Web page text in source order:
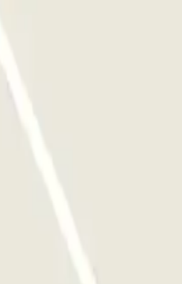
+39 3349527698 ; + 39
reserva con el personal del parking,
llama al teléfono gratuito +39